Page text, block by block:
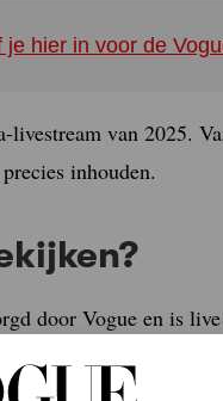
hier in voor de
van 2025.
inhouden.
door Vogue en is